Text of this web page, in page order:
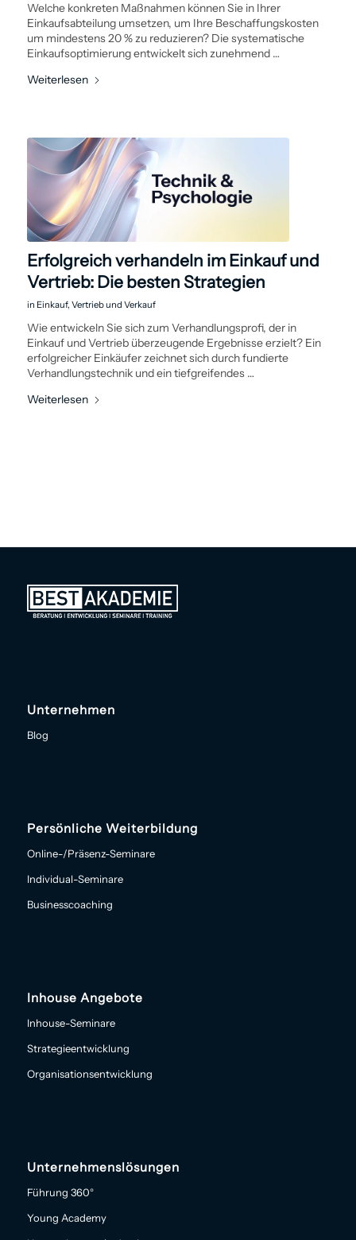
Welche konkreten Maßnahmen können Sie in Ihrer
Einkaufsabteilung umsetzen, um Ihre Beschaffungskosten
um mindestens 20 % zu reduzieren? Die ­systematische
Einkaufs­optimierung entwickelt sich zunehmend …
Weiterlesen
Erfolgreich verhandeln im Einkauf und
Vertrieb: Die besten Strategien
in Einkauf, Vertrieb und Verkauf
Wie entwickeln Sie sich zum Verhandlungsprofi, der in
Einkauf und Vertrieb überzeugende Ergebnisse erzielt? Ein
erfolgreicher Einkäufer zeichnet sich durch fundierte
Verhandlungs­technik und ein tiefgreifendes …
Weiterlesen
Unternehmen
Blog
Persönliche Weiterbildung
Online-/Präsenz-Seminare
Individual-Seminare
Businesscoaching
Inhouse Angebote
Inhouse-Seminare
Strategieentwicklung
Organisationsentwicklung
Unternehmenslösungen
Führung 360°
Young Academy